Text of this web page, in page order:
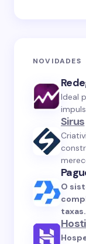
NOVIDADES
Ideal
Sirus
O